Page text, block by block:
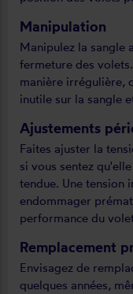
Manipulation
Manipulez la sangle
fermeture des
manière irrégulière,
inutile sur la sangle
Ajustements
Faites ajuster la
si vous sentez
tendue. Une tension
endommager
performance du
Remplacement
Envisagez de
quelques années,